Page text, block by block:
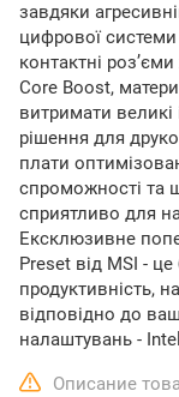
завдяки
цифрової
контактні
Core Boost,
витримати
рішення для
плати
спроможності та
сприятливо для
Ексклюзивне
Preset від MSI -
продуктивність,
відповідно до
налаштувань -
Описание